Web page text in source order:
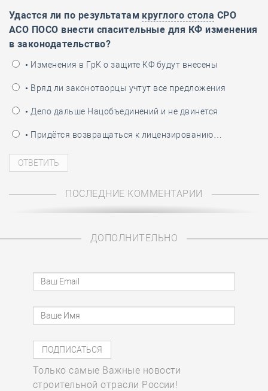
Удастся ли по результатам круглого стола СРО
АСО ПОСО внести спасительные для КФ изменения
в законодательство?
• Изменения в ГрК о защите КФ будут внесены
• Вряд ли законотворцы учтут все предложения
• Дело дальше Нацобъединений и не двинется
• Придётся возвращаться к лицензированию…
ПОСЛЕДНИЕ КОММЕНТАРИИ
ДОПОЛНИТЕЛЬНО
Только самые Важные новости
строительной отрасли России!